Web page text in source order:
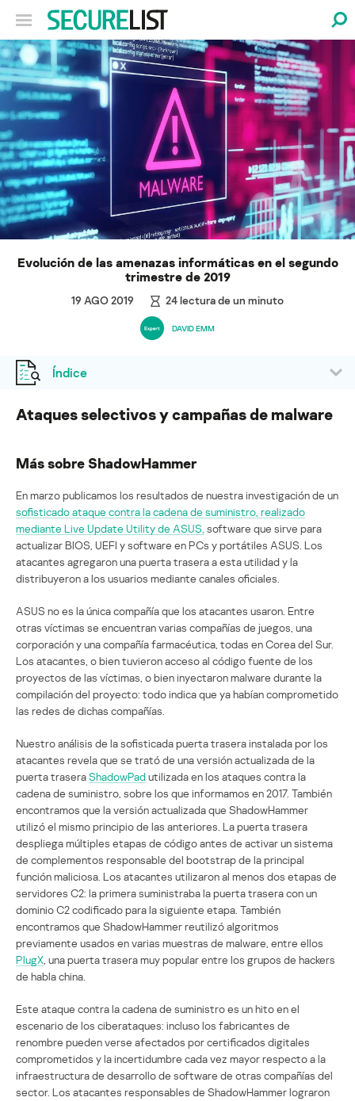
Evolución de las amenazas informáticas en el segundo
trimestre de 2019
19 AGO 2019 24lectura de un minuto
DAVID EMM
Índice
Ataques selectivos y campañas de malware
Más sobre ShadowHammer
En marzo publicamos los resultados de nuestra investigación de un
sofisticado ataque contra la cadena de suministro, realizado
mediante Live Update Utility de ASUS, software que sirve para
actualizar BIOS, UEFI y software en PCs y portátiles ASUS. Los
atacantes agregaron una puerta trasera a esta utilidad y la
distribuyeron a los usuarios mediante canales oficiales.
ASUS no es la única compañía que los atacantes usaron. Entre
otras víctimas se encuentran varias compañías de juegos, una
corporación y una compañía farmacéutica, todas en Corea del Sur.
Los atacantes, o bien tuvieron acceso al código fuente de los
proyectos de las víctimas, o bien inyectaron malware durante la
compilación del proyecto: todo indica que ya habían comprometido
las redes de dichas compañías.
Nuestro análisis de la sofisticada puerta trasera instalada por los
atacantes revela que se trató de una versión actualizada de la
puerta traseraShadowPadutilizada en los ataques contra la
cadena de suministro, sobre los que informamos en 2017. También
encontramos que la versión actualizada que ShadowHammer
utilizó el mismo principio de las anteriores. La puerta trasera
despliega múltiples etapas de código antes de activar un sistema
de complementos responsable del bootstrap de la principal
función maliciosa. Los atacantes utilizaron al menos dos etapas de
servidores C2: la primera suministraba la puerta trasera con un
dominio C2 codificado para la siguiente etapa. También
encontramos que ShadowHammer reutilizó algoritmos
previamente usados en varias muestras de malware, entre ellos
PlugX , una puerta trasera muy popular entre los grupos de hackers
de habla china.
Este ataque contra la cadena de suministro es un hito en el
escenario de los ciberataques: incluso los fabricantes de
renombre pueden verse afectados por certificados digitales
comprometidos y la incertidumbre cada vez mayor respecto a la
infraestructura de desarrollo de software de otras compañías del
sector. Los atacantes responsables de ShadowHammer lograron